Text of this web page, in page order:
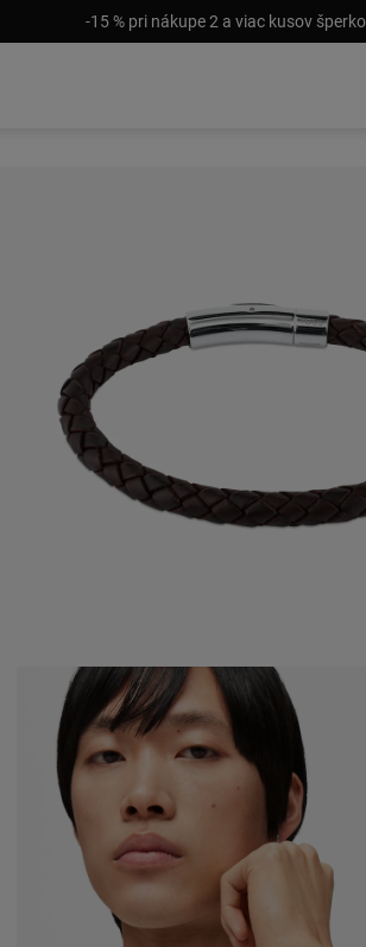
-15 % pri nákupe 2 a viac kusov